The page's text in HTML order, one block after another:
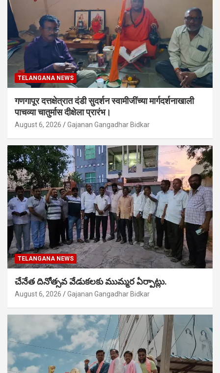
TELANGANA NEWS
गणगापूर दत्तक्षेत्रात दंडी सुदर्शन स्वामीजींच्या मार्गदर्शनाखाली
पाचव्या चातुर्मास दीक्षेला प्रारंभ।
August 6, 2026 Gajanan Gangadhar Bidkar
TELANGANA NEWS
చేనేత దినోత్సవ వేడుకలకు ముమ్మర ఏర్పాట్లు.
August 6, 2026 Gajanan Gangadhar Bidkar